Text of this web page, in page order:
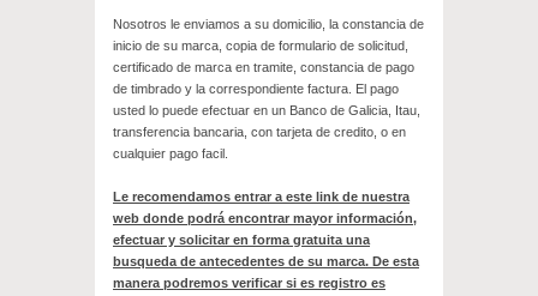
Nosotros le enviamos a su domicilio, la constancia de
inicio de su marca, copia de formulario de solicitud,
certificado de marca en tramite, constancia de pago
de timbrado y la correspondiente factura. El pago
usted lo puede efectuar en un Banco de Galicia, Itau,
transferencia bancaria, con tarjeta de credito, o en
cualquier pago facil.
Le recomendamos entrar a este link de nuestra
web donde podrá encontrar mayor información,
efectuar y solicitar en forma gratuita una
busqueda de antecedentes de su marca. De esta
manera podremos verificar si es registro es